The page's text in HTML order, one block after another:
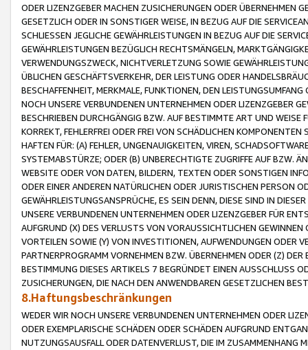
ODER LIZENZGEBER MACHEN ZUSICHERUNGEN ODER ÜBERNEHMEN
GESETZLICH ODER IN SONSTIGER WEISE, IN BEZUG AUF DIE
SCHLIESSEN JEGLICHE GEWÄHRLEISTUNGEN IN BEZUG AUF DIE
GEWÄHRLEISTUNGEN BEZÜGLICH RECHTSMÄNGELN,
VERWENDUNGSZWECK, NICHTVERLETZUNG SOWIE
ÜBLICHEN GESCHÄFTSVERKEHR, DER LEISTUNG ODER
BESCHAFFENHEIT, MERKMALE, FUNKTIONEN, DEN
NOCH UNSERE VERBUNDENEN UNTERNEHMEN ODER LIZENZGEBER
BESCHRIEBEN DURCHGÄNGIG BZW. AUF BESTIMMTE ART UND
KORREKT, FEHLERFREI ODER FREI VON SCHÄDLICHEN
HAFTEN FÜR: (A) FEHLER, UNGENAUIGKEITEN, VIREN,
SYSTEMABSTÜRZE; ODER (B) UNBERECHTIGTE ZUGRIFFE AUF BZW.
WEBSITE ODER VON DATEN, BILDERN, TEXTEN ODER SONSTIGEN
ODER EINER ANDEREN NATÜRLICHEN ODER JURISTISCHEN PERSON
GEWÄHRLEISTUNGSANSPRÜCHE, ES SEIN DENN, DIESE SIND IN
UNSERE VERBUNDENEN UNTERNEHMEN ODER LIZENZGEBER FÜR
AUFGRUND (X) DES VERLUSTS VON VORAUSSICHTLICHEN
VORTEILEN SOWIE (Y) VON INVESTITIONEN, AUFWENDUNGEN ODER
PARTNERPROGRAMM VORNEHMEN BZW. ÜBERNEHMEN ODER (Z)
BESTIMMUNG DIESES ARTIKELS 7 BEGRÜNDET EINEN AUSSCHLUSS
ZUSICHERUNGEN, DIE NACH DEN ANWENDBAREN GESETZLICHEN
8.Haftungsbeschränkungen
WEDER WIR NOCH UNSERE VERBUNDENEN UNTERNEHMEN ODER
ODER EXEMPLARISCHE SCHÄDEN ODER SCHÄDEN AUFGRUND
NUTZUNGSAUSFALL ODER DATENVERLUST, DIE IM ZUSAMMENHANG